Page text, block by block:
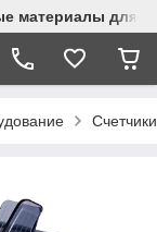
материалы для